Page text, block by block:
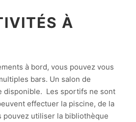
À
à bord, vous pouvez vous
bars. Un salon de
disponible. Les sportifs ne sont
effectuer la piscine, de la
pouvez utiliser la bibliothèque